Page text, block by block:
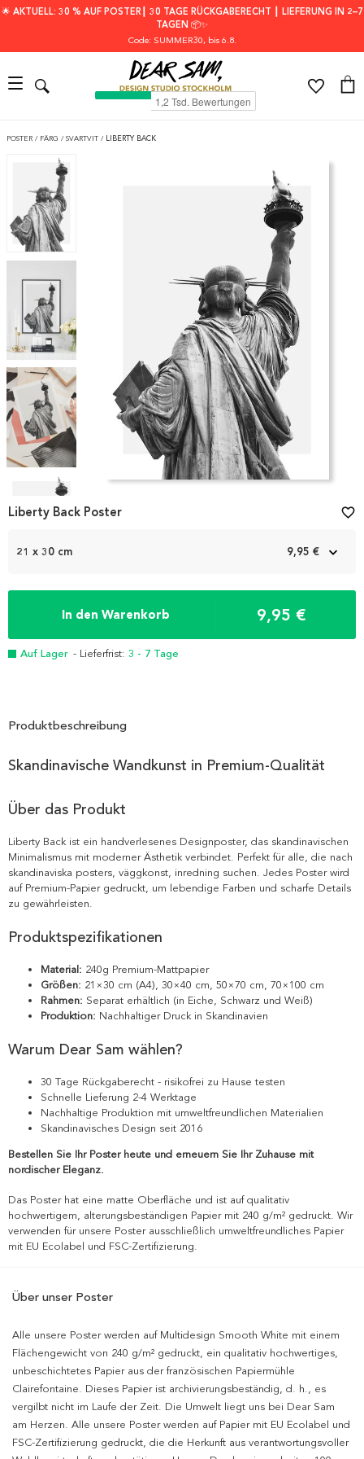
🌟 AKTUELL: 30 % AUF POSTER┃ 30 TAGE RÜCKGABERECHT ┃ LIEFERUNG IN 2–7
TAGEN 📦✨
Code: SUMMER30, bis 6.8.
POSTER / FÄRG / SVARTVIT / LIBERTY BACK
1
21 x 30 cm 9,95 €
In den Warenkorb 9,95 €
Auf Lager - Lieferfrist: 3 - 7 Tage
Liberty Back Poster favorite_border
Produktbeschreibung
Skandinavische Wandkunst in Premium-Qualität
Über das Produkt
Liberty Back ist ein handverlesenes Designposter, das skandinavischen
Minimalismus mit moderner Ästhetik verbindet. Perfekt für alle, die nach
skandinaviska posters, väggkonst, inredning suchen. Jedes Poster wird
auf Premium-Papier gedruckt, um lebendige Farben und scharfe Details
zu gewährleisten.
Produktspezifikationen
Material: 240g Premium-Mattpapier
Größen: 21×30 cm (A4), 30×40 cm, 50×70 cm, 70×100 cm
Rahmen: Separat erhältlich (in Eiche, Schwarz und Weiß)
Produktion: Nachhaltiger Druck in Skandinavien
Warum Dear Sam wählen?
30 Tage Rückgaberecht - risikofrei zu Hause testen
Schnelle Lieferung 2-4 Werktage
Nachhaltige Produktion mit umweltfreundlichen Materialien
Skandinavisches Design seit 2016
Bestellen Sie Ihr Poster heute und erneuern Sie Ihr Zuhause mit
nordischer Eleganz.
Das Poster hat eine matte Oberfläche und ist auf qualitativ
hochwertigem, alterungsbeständigen Papier mit 240 g/m² gedruckt. Wir
verwenden für unsere Poster ausschließlich umweltfreundliches Papier
mit EU Ecolabel und FSC-Zertifizierung.
Über unser Poster
Alle unsere Poster werden auf Multidesign Smooth White mit einem
Flächengewicht von 240 g/m² gedruckt, ein qualitativ hochwertiges,
unbeschichtetes Papier aus der französischen Papiermühle
Clairefontaine. Dieses Papier ist archivierungsbeständig, d. h., es
vergilbt nicht im Laufe der Zeit. Die Umwelt liegt uns bei Dear Sam
am Herzen. Alle unsere Poster werden auf Papier mit EU Ecolabel und
FSC-Zertifizierung gedruckt, die die Herkunft aus verantwortungsvoller